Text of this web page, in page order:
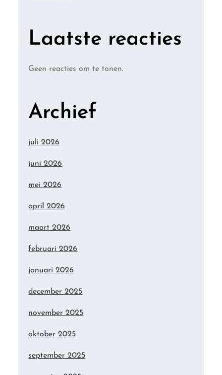
Laatste reacties
Geen reacties om te tonen.
Archief
juli 2026
juni 2026
mei 2026
april 2026
maart 2026
februari 2026
januari 2026
december 2025
november 2025
oktober 2025
september 2025